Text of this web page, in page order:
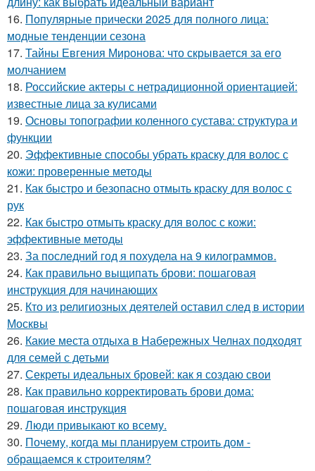
16. Популярные прически 2025 для полного лица:
модные тенденции сезона
17. Тайны Евгения Миронова: что скрывается за его
молчанием
18. Российские актеры с нетрадиционной ориентацией:
известные лица за кулисами
19. Основы топографии коленного сустава: структура и
функции
20. Эффективные способы убрать краску для волос с
кожи: проверенные методы
21. Как быстро и безопасно отмыть краску для волос с
рук
22. Как быстро отмыть краску для волос с кожи:
эффективные методы
23. За последний год я похудела на 9 килограммов.
24. Как правильно выщипать брови: пошаговая
инструкция для начинающих
25. Кто из религиозных деятелей оставил след в истории
Москвы
26. Какие места отдыха в Набережных Челнах подходят
для семей с детьми
27. Секреты идеальных бровей: как я создаю свои
28. Как правильно корректировать брови дома:
пошаговая инструкция
29. Люди привыкают ко всему.
30. Почему, когда мы планируем строить дом -
обращаемся к строителям?